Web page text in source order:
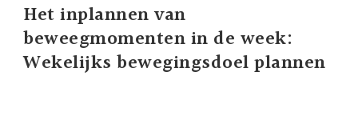
Het inplannen van
beweegmomenten in de week:
Wekelijks bewegingsdoel plannen